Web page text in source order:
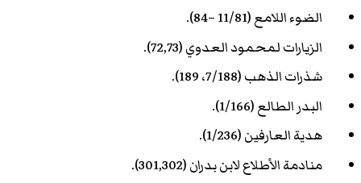
الضوء اللامع (11/81 –84).
الزيارات لمحمود العدوي (72,73).
شذرات الذهب (7/188، 189).
البدر الطالع (1/166).
هدية العارفين (1/236).
منادمة الأطلاع لابن بدران (301,302).